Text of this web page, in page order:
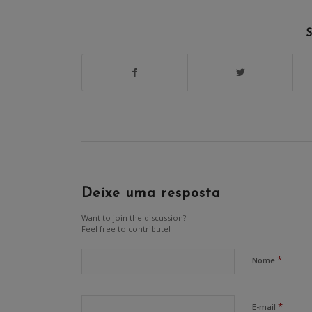
Deixe uma resposta
Want to join the discussion?
Feel free to contribute!
Nome*
E-mail*